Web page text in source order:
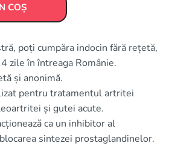
COȘ
poți cumpăra indocin fără rețetă,
zile în întreaga Românie.
și anonimă.
pentru tratamentul artritei
și gutei acute.
ca un inhibitor al
sintezei prostaglandinelor.